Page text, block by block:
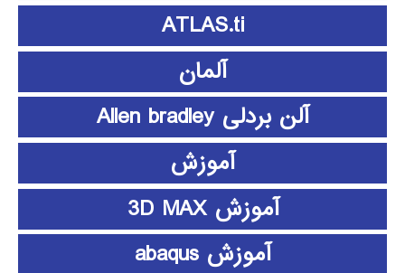
ATLAS.ti
آلمان
آلن بردلی Allen bradley
آموزش
آموزش 3D MAX
آموزش abaqus